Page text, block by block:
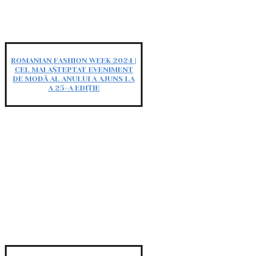
ROMANIAN FASHION WEEK 2024 |
CEL MAI AȘTEPTAT EVENIMENT
DE MODĂ AL ANULUI A AJUNS LA
A 25-A EDIȚIE